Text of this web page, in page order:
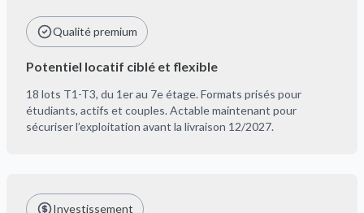
Qualité premium
Potentiel locatif ciblé et flexible
18 lots T1-T3, du 1er au 7e étage. Formats prisés pour
étudiants, actifs et couples. Actable maintenant pour
sécuriser l’exploitation avant la livraison 12/2027.
Investissement